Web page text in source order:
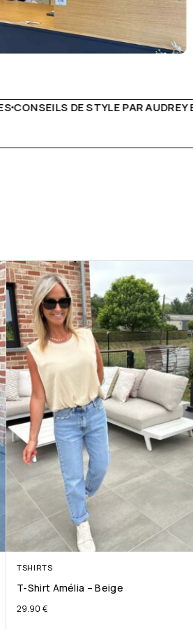
LIVRAISON PARTOUT EN
TSHIRTS
T-Shirt Amélia – Beige
29.90 €